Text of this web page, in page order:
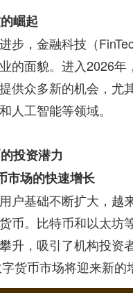
崛起
步，金融科技（
的面貌。进入2026年
供众多新的机会，尤
人工智能等领域。
投资潜力
市场的快速增长
户基础不断扩大，越
币。比特币和以太坊
升，吸引了机构投资
货币市场将迎来新的